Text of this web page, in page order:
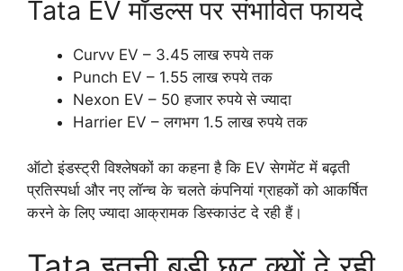
Tata EV मॉडल्स पर संभावित फायदे
Curvv EV – 3.45 लाख रुपये तक
Punch EV – 1.55 लाख रुपये तक
Nexon EV – 50 हजार रुपये से ज्यादा
Harrier EV – लगभग 1.5 लाख रुपये तक
ऑटो इंडस्ट्री विश्लेषकों का कहना है कि EV सेगमेंट में बढ़ती
प्रतिस्पर्धा और नए लॉन्च के चलते कंपनियां ग्राहकों को आकर्षित
करने के लिए ज्यादा आक्रामक डिस्काउंट दे रही हैं।